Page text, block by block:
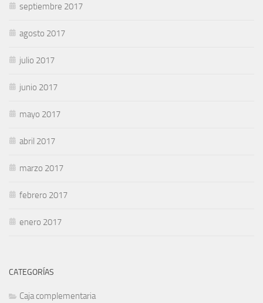
septiembre 2017
agosto 2017
julio 2017
junio 2017
mayo 2017
abril 2017
marzo 2017
febrero 2017
enero 2017
CATEGORÍAS
Caja complementaria